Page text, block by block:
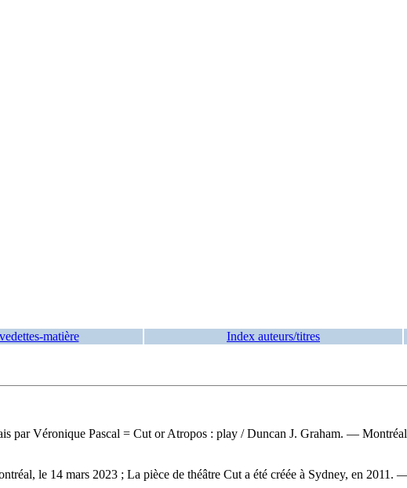
matière Index auteurs/titres
par Véronique Pascal = Cut or Atropos : play / Duncan J. Graham. —
le 14 mars 2023 ; La pièce de théâtre Cut a été créée à Sydney, en 2011.